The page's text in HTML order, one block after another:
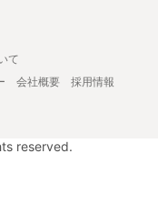
て
会社概要
採用情報
reserved.